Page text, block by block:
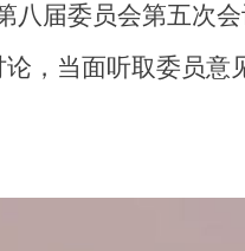
八届委员会第五次
，当面听取委员意